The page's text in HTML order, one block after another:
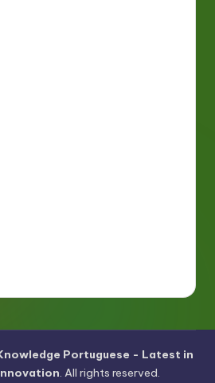
Portuguese - Latest in
. All rights reserved.